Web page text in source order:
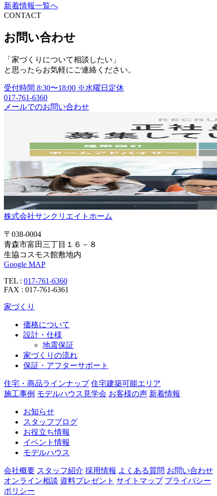
ナ
ゲ
ー
シ
ョ
ン
新着情報一覧へ
CONTACT
お問い合わせ
「家づくりについて相談したい」
と思ったらお気軽にご連絡ください。
受付時間 8:30〜18:00 ※水曜日定休
017-761-6360
メールでのお問い合わせ
株式会社サンクリエイトホーム
〒038-0004
青森市富田三丁目１６－８
生協コスモス館敷地内
Google MAP
TEL : 017-761-6360
FAX : 017-761-6361
家づくり
価格について
設計・仕様
地震保証
家づくりの流れ
保証・アフターサポート
住宅・商品ラインナップ 住宅建築可能エリア
施工事例 モデルハウス見学会 お客様の声 新着情報
お知らせ
スタッフブログ
お役立ち情報
イベント情報
モデルハウス
会社概要 スタッフ紹介 採用情報 よくある質問 お問い合わせ
オンライン相談 資料プレゼント サイトマップ プライバシー
ポリシー